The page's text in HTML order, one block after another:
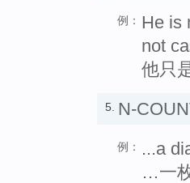
例： He is
not
他只
5. N-
例：
...a
…一